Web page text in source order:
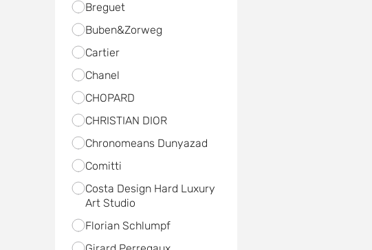
Breguet
Buben&Zorweg
Cartier
Chanel
CHOPARD
CHRISTIAN DIOR
Chronomeans Dunyazad
Comitti
Costa Design Hard Luxury
Art Studio
Florian Schlumpf